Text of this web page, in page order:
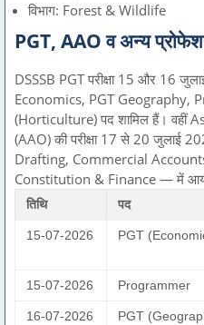
विभाग: Forest & Wildlife
PGT, AAO व अन्य
DSSSB PGT परीक्षा 15 और 16
Economics, PGT Geography,
(Horticulture) पद शामिल हैं। वहीं
(AAO) की परीक्षा 17 से 20 जुलाई
Drafting, Commercial
Constitution & Finance — में
तिथि पद
15-07-2026 PGT
15-07-2026 Programmer
16-07-2026 PGT